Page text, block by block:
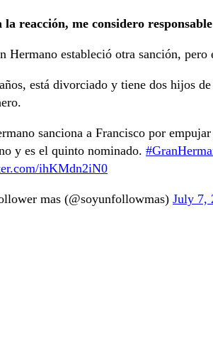
la reacción, me considero
Hermano estableció otra sanción, pero
está divorciado y tiene dos hijos
sanciona a Francisco por
y es el quinto nominado.
ihKMdn2iN0
mas (@soyunfollowmas) July 7,